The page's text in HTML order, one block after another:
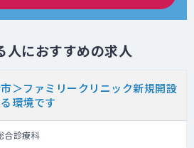
人におすすめの求人
＞ファミリークリニック新規開設
環境です
合診療科